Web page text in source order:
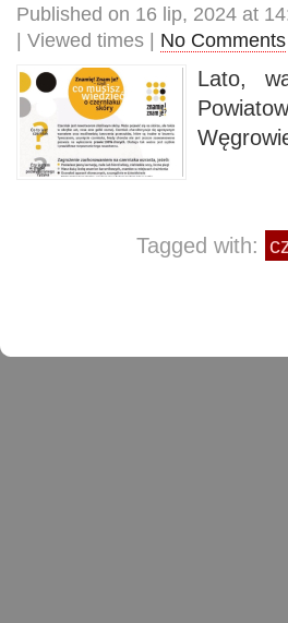
Published on 16 lip, 2024 at
| Viewed times | No Comments
Lato,
Tagged with: